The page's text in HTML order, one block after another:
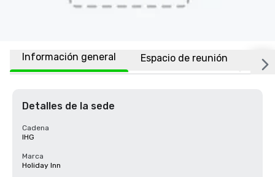
Información general Espacio de reunión
Detalles de la sede
Cadena
IHG
Marca
Holiday Inn